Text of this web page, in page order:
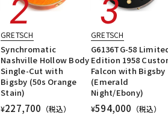
GRETSCH
Synchromatic
Nashville Hollow Body
Single-Cut with
Bigsby (50s Orange
Stain)
¥227,700 （税込）
GRETSCH
G6136TG-58
Edition 1958
Falcon with Bigsby
(Emerald
Night/Ebony)
¥594,000 （税込）